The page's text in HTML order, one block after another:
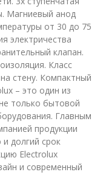
Магниевый анод
от 30 до 75
электричества
клапан.
Класс
стену. Компактный
– это один из
только бытовой
Главным
продукции
долгий срок
Electrolux
и современный